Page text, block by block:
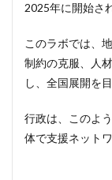
2025年に開始さ
このラボでは、
制約の克服、人
し、全国展開を
行政は、このよ
体で支援ネット